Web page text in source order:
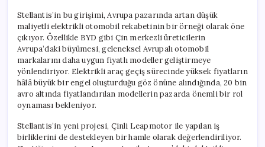
Stellantis’in bu girişimi, Avrupa pazarında artan düşük
maliyetli elektrikli otomobil rekabetinin bir örneği olarak öne
çıkıyor. Özellikle BYD gibi Çin merkezli üreticilerin
Avrupa’daki büyümesi, geleneksel Avrupalı otomobil
markalarını daha uygun fiyatlı modeller geliştirmeye
yönlendiriyor. Elektrikli araç geçiş sürecinde yüksek fiyatların
hâlâ büyük bir engel oluşturduğu göz önüne alındığında, 20 bin
avro altında fiyatlandırılan modellerin pazarda önemli bir rol
oynaması bekleniyor.
Stellantis’in yeni projesi, Çinli Leapmotor ile yapılan iş
birliklerini de destekleyen bir hamle olarak değerlendiriliyor.